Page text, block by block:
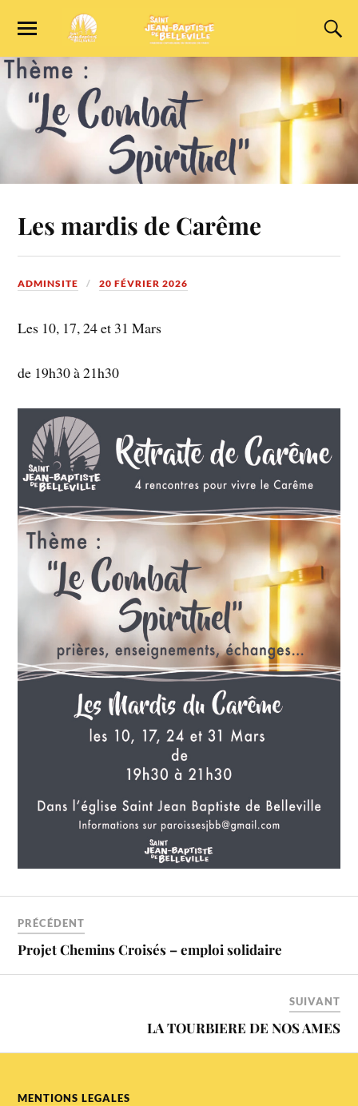
Les mardis de Carême
ADMINSITE 20 FÉVRIER 2026
Les 10, 17, 24 et 31 Mars
de 19h30 à 21h30
PRÉCÉDENT
Projet Chemins Croisés – emploi solidaire
SUIVANT
LA TOURBIERE DE NOS AMES
MENTIONS LEGALES